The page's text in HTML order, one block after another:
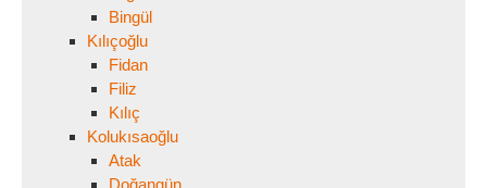
Bingül
Kılıçoğlu
Fidan
Filiz
Kılıç
Kolukısaoğlu
Atak
Doğangün